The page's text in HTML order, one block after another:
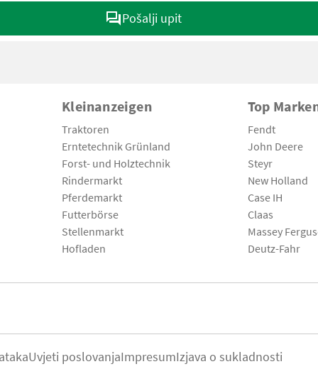
Pošalji upit
Kleinanzeigen
Traktoren
Erntetechnik Grünland
Forst- und Holztechnik
Rindermarkt
Pferdemarkt
Futterbörse
Stellenmarkt
Hofladen
Top
Fendt
John Deere
Steyr
New Holland
Case IH
Claas
Massey
Deutz-Fahr
Uvjeti poslovanjaImpresumIzjava o sukladnosti